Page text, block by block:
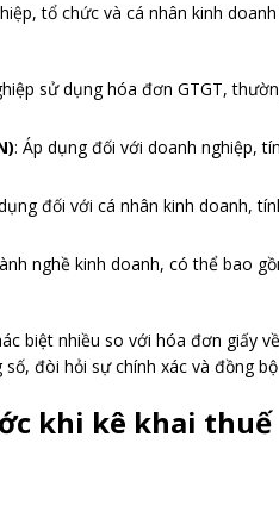
tổ chức và cá nhân kinh
sử dụng hóa đơn GTGT,
: Áp dụng đối với doanh nghiệp,
đối với cá nhân kinh doanh,
nghề kinh doanh, có thể bao
biệt nhiều so với hóa đơn giấy
đòi hỏi sự chính xác và đồng
khi kê khai thuế